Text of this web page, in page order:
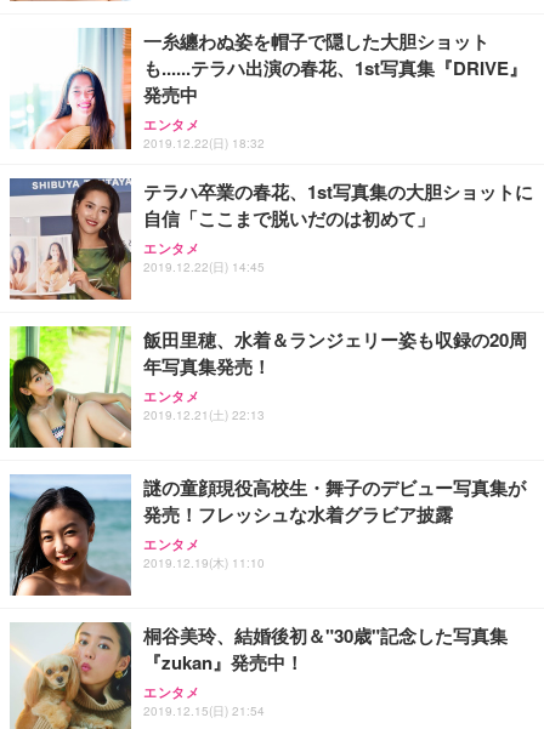
一糸纏わぬ姿を帽子で隠した大胆ショット
も......テラハ出演の春花、1st写真集『DRIVE』
発売中
エンタメ
2019.12.22(日) 18:32
テラハ卒業の春花、1st写真集の大胆ショットに
自信「ここまで脱いだのは初めて」
エンタメ
2019.12.22(日) 14:45
飯田里穂、水着＆ランジェリー姿も収録の20周
年写真集発売！
エンタメ
2019.12.21(土) 22:13
謎の童顔現役高校生・舞子のデビュー写真集が
発売！フレッシュな水着グラビア披露
エンタメ
2019.12.19(木) 11:10
桐谷美玲、結婚後初＆"30歳"記念した写真集
『zukan』発売中！
エンタメ
2019.12.15(日) 21:54